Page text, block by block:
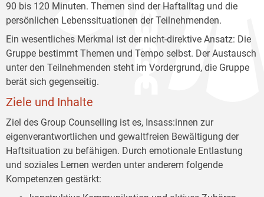
90 bis 120 Minuten. Themen sind der Haftalltag und die
persönlichen Lebenssituationen der Teilnehmenden.
Ein wesentliches Merkmal ist der nicht-direktive Ansatz: Die
Gruppe bestimmt Themen und Tempo selbst. Der Austausch
unter den Teilnehmenden steht im Vordergrund, die Gruppe
berät sich gegenseitig.
Ziele und Inhalte
Ziel des Group Counselling ist es, Insass:innen zur
eigenverantwortlichen und gewaltfreien Bewältigung der
Haftsituation zu befähigen. Durch emotionale Entlastung
und soziales Lernen werden unter anderem folgende
Kompetenzen gestärkt: